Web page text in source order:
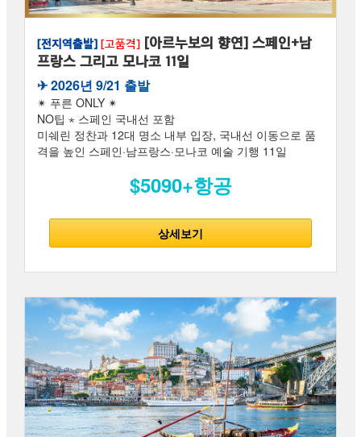
[전지역출발] [고품격] [아르누보의 향연] 스페인+남
프랑스 그리고 모나코 11일
✈︎ 2026년 9/21 출발
✴ 푸른 ONLY ✴
NO팁 ⋆ 스페인 국내선 포함
미쉐린 정찬과 12대 명소 내부 입장, 국내선 이동으로 품
격을 높인 스페인·남프랑스·모나코 예술 기행 11일
$5090+항공
상세보기